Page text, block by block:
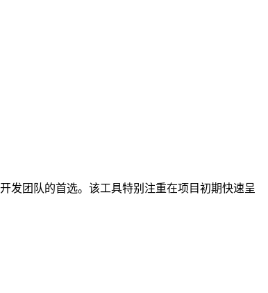
发团队的首选。该工具特别注重在项目初期快速呈